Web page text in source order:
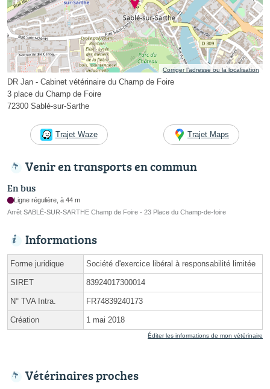
Corriger l’adresse ou la localisation
DR Jan - Cabinet vétérinaire du Champ de Foire
3 place du Champ de Foire
72300 Sablé-sur-Sarthe
Trajet Waze Trajet Maps
Venir en transports en commun
En bus
Ligne régulière, à 44 m
Arrêt SABLÉ-SUR-SARTHE Champ de Foire - 23 Place du Champ-de-foire
Informations
Forme juridique Société d'exercice libéral à responsabilité limitée
SIRET 83924017300014
N° TVA Intra. FR74839240173
Création 1 mai 2018
Éditer les informations de mon vétérinaire
Vétérinaires proches